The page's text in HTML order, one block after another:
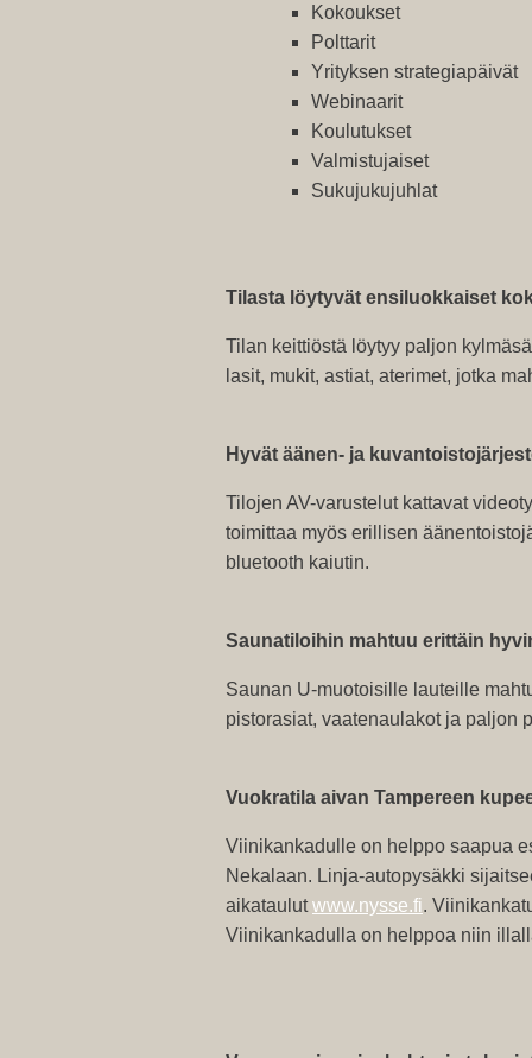
Kokoukset
Polttarit
Yrityksen strategiapäivät
Webinaarit
Koulutukset
Valmistujaiset
Sukujukujuhlat
Tilasta löytyvät ensiluokkaiset
Tilan keittiöstä löytyy paljon
lasit, mukit, astiat, aterimet, jotka
Hyvät äänen- ja
Tilojen AV-varustelut kattavat
toimittaa myös erillisen
bluetooth kaiutin.
Saunatiloihin mahtuu erittäin
Saunan U-muotoisille lauteille
pistorasiat, vaatenaulakot ja paljon
Vuokratila aivan Tampereen
Viinikankadulle on helppo saapua
Nekalaan. Linja-autopysäkki
aikataulutwww.nysse.fi.
Viinikankadulla on helppoa niin